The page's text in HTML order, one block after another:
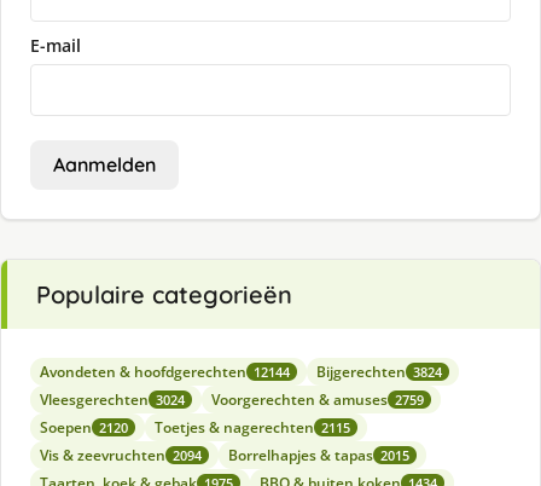
E-mail
Aanmelden
Populaire categorieën
Avondeten & hoofdgerechten 12144 Bijgerechten 3824
Vleesgerechten 3024 Voorgerechten & amuses 2759
Soepen 2120 Toetjes & nagerechten 2115
Vis & zeevruchten 2094 Borrelhapjes & tapas 2015